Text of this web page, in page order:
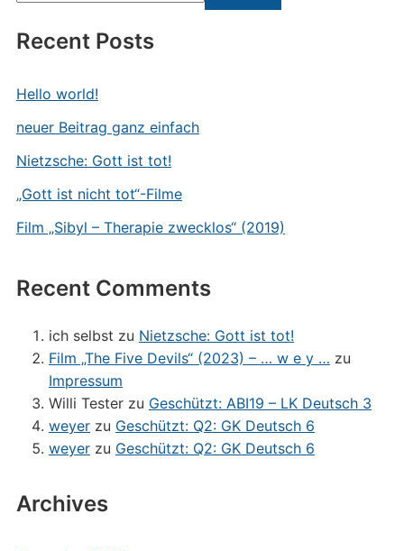
Recent Posts
Hello world!
neuer Beitrag ganz einfach
Nietzsche: Gott ist tot!
„Gott ist nicht tot“-Filme
Film „Sibyl – Therapie zwecklos“ (2019)
Recent Comments
ich selbst zu Nietzsche: Gott ist tot!
Film „The Five Devils“ (2023) – … w e y … zu
Impressum
Willi Testerzu Geschützt: ABI19 – LK Deutsch 3
weyerzu Geschützt: Q2: GK Deutsch 6
weyerzu Geschützt: Q2: GK Deutsch 6
Archives